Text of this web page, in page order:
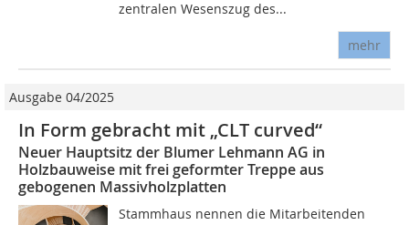
zentralen Wesenszug des...
mehr
Ausgabe 04/2025
In Form gebracht mit „CLT curved“
Neuer Hauptsitz der Blumer Lehmann AG in
Holzbauweise mit frei geformter Treppe aus
gebogenen Massivholzplatten
Stammhaus nennen die Mitarbeitenden